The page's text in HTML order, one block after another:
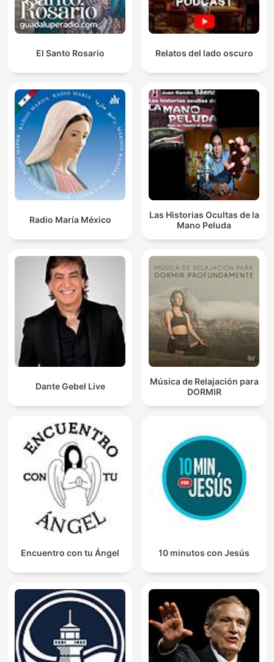
El Santo Rosario Relatos del lado oscuro
Radio María México
Las Historias Ocultas de la
Mano Peluda
Dante Gebel Live
Música de Relajación para
DORMIR
Encuentro con tu Ángel 10 minutos con Jesús